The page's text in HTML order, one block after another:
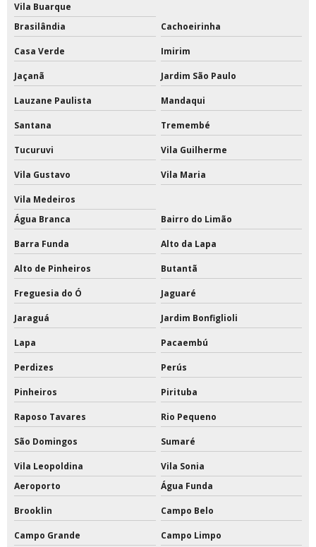
Rede de beach tennis oficial
Rede de tênis preço
Rede de tênis profissional
Rede para trave de futsal
Redes de proteção para quadras esportivas
Redes esportivas
Redes esportivas de proteção
Redes esportivas para quadras
Reformas em quadras esportivas
Tabela de basquete acrilico oficial preço
Tabela de basquete com estrutura de ferro
Tabela de basquete com estrutura preço
Tabela de basquete oficial a venda
Tabela de basquete oficial acrílico
Vila Buarque
Brasilândia
Cachoeirinha
Casa Verde Imirim
Jaçanã Jardim São Paulo
Lauzane Paulista Mandaqui
Santana Tremembé
Tucuruvi Vila Guilherme
Vila Gustavo Vila Maria
Vila Medeiros
Água Branca
Bairro do Limão
Barra Funda Alto da Lapa
Alto de Pinheiros Butantã
Freguesia do Ó Jaguaré
Jaraguá Jardim Bonfiglioli
Lapa Pacaembú
Perdizes Perús
Pinheiros Pirituba
Raposo Tavares Rio Pequeno
São Domingos Sumaré
Vila Leopoldina
Vila Sonia
Aeroporto
Água Funda
Brooklin Campo Belo
Campo Grande Campo Limpo